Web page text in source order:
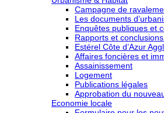
Campagne de
Les documents
Enquêtes publiques et
Rapports et
Estérel Côte d’Azur
Affaires foncières et
Assainissement
Logement
Publications légales
Approbation du
Economie locale